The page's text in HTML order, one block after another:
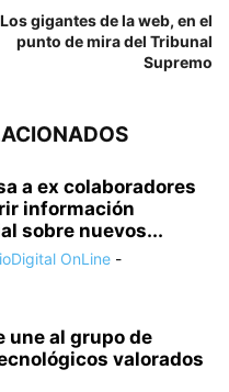
Los gigantes de la web, en el
punto de mira del Tribunal
Supremo
a ex colaboradores
información
sobre nuevos...
OnLine -
une al grupo de
valorados